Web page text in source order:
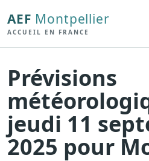
AEF Montpellier
ACCUEIL EN FRANCE
Prévisions
jeudi 11
2025 pour